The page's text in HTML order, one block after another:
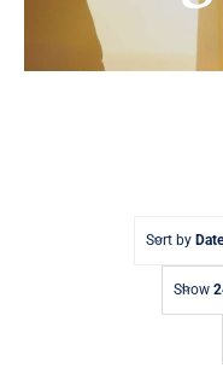
Sort by Date
Show